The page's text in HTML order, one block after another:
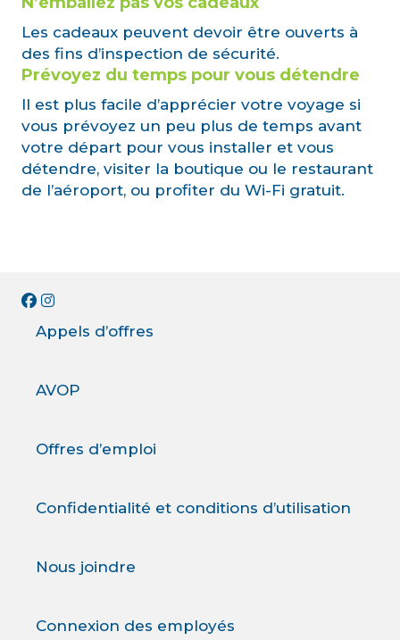
Les cadeaux peuvent devoir être ouverts à
des fins d’inspection de sécurité.
Prévoyez du temps pour vous détendre
Il est plus facile d’apprécier votre voyage si
vous prévoyez un peu plus de temps avant
votre départ pour vous installer et vous
détendre, visiter la boutique ou le restaurant
de l’aéroport, ou profiter du Wi-Fi gratuit.
Appels d’offres
AVOP
Offres d’emploi
Confidentialité et conditions d’utilisation
Nous joindre
Connexion des employés